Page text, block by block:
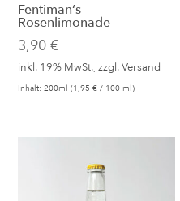
Fentiman‘s
Rosenlimonade
3,90€
inkl. 19% MwSt., zzgl.Versand
Inhalt: 200ml (1,95€ / 100 ml)